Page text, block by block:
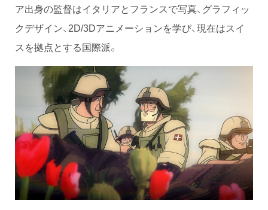
ア出身の監督はイタリアとフランスで写真、グラフィッ
クデザイン、2D/3Dアニメーションを学び、現在はスイ
スを拠点とする国際派。